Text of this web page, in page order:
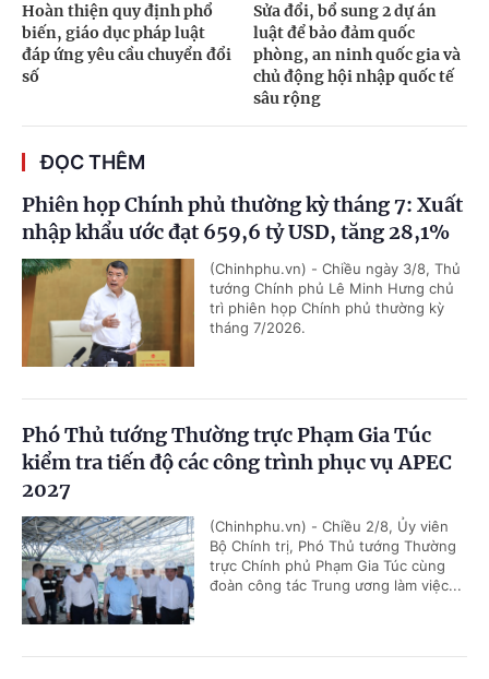
Hoàn thiện quy định phổ
biến, giáo dục pháp luật
đáp ứng yêu cầu chuyển đổi
số
Sửa đổi, bổ sung 2 dự án
luật để bảo đảm quốc
phòng, an ninh quốc gia và
chủ động hội nhập quốc tế
sâu rộng
ĐỌC THÊM
Phiên họp Chính phủ thường kỳ tháng 7: Xuất
nhập khẩu ước đạt 659,6 tỷ USD, tăng 28,1%
(Chinhphu.vn) - Chiều ngày 3/8, Thủ
tướng Chính phủ Lê Minh Hưng chủ
trì phiên họp Chính phủ thường kỳ
tháng 7/2026.
Phó Thủ tướng Thường trực Phạm Gia Túc
kiểm tra tiến độ các công trình phục vụ APEC
2027
(Chinhphu.vn) - Chiều 2/8, Ủy viên
Bộ Chính trị, Phó Thủ tướng Thường
trực Chính phủ Phạm Gia Túc cùng
đoàn công tác Trung ương làm việc...